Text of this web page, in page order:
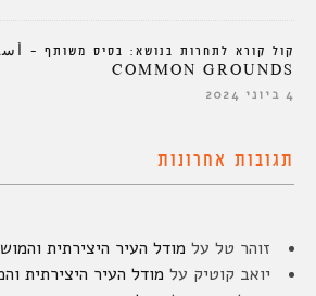
קול קורא לתחרות בנושא: בסיס משותף
COMMON GROUNDS
4 ביוני 2024
תגובות אחרונות
זוהר טל על מודל העיר היצירתית
יואב קוטיק על מודל העיר היצירתית